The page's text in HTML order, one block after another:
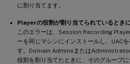
に割り当てます。
Playerの役割が割り当てられているとき
このエラーは、Session Recording
ーを同じマシンにインストールし、UAC
す。Domain Adminsまたは
役割を割り当てたときに、そのグループ